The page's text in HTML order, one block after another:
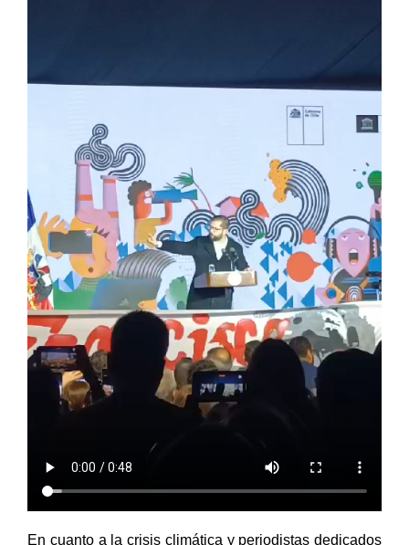
En cuanto a la crisis climática y periodistas dedicados